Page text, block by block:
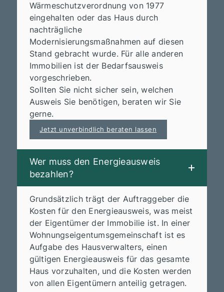
Wärmeschutzverordnung von 1977
eingehalten oder das Haus durch
nachträgliche
Modernisierungsmaßnahmen auf diesen
Stand gebracht wurde. Für alle anderen
Immobilien ist der Bedarfsausweis
vorgeschrieben.
Sollten Sie nicht sicher sein, welchen
Ausweis Sie benötigen, beraten wir Sie
gerne.
Jetzt unverbindlich beraten lassen
Wer muss den Energieausweis
bezahlen?
Grundsätzlich trägt der Auftraggeber die
Kosten für den Energieausweis, was meist
der Eigentümer der Immobilie ist. In einer
Wohnungseigentumsgemeinschaft ist es
Aufgabe des Hausverwalters, einen
gültigen Energieausweis für das gesamte
Haus vorzuhalten, und die Kosten werden
von allen Eigentümern anteilig getragen.